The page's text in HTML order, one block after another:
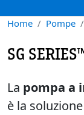
Home Pompe
SG
La pompa a
è la